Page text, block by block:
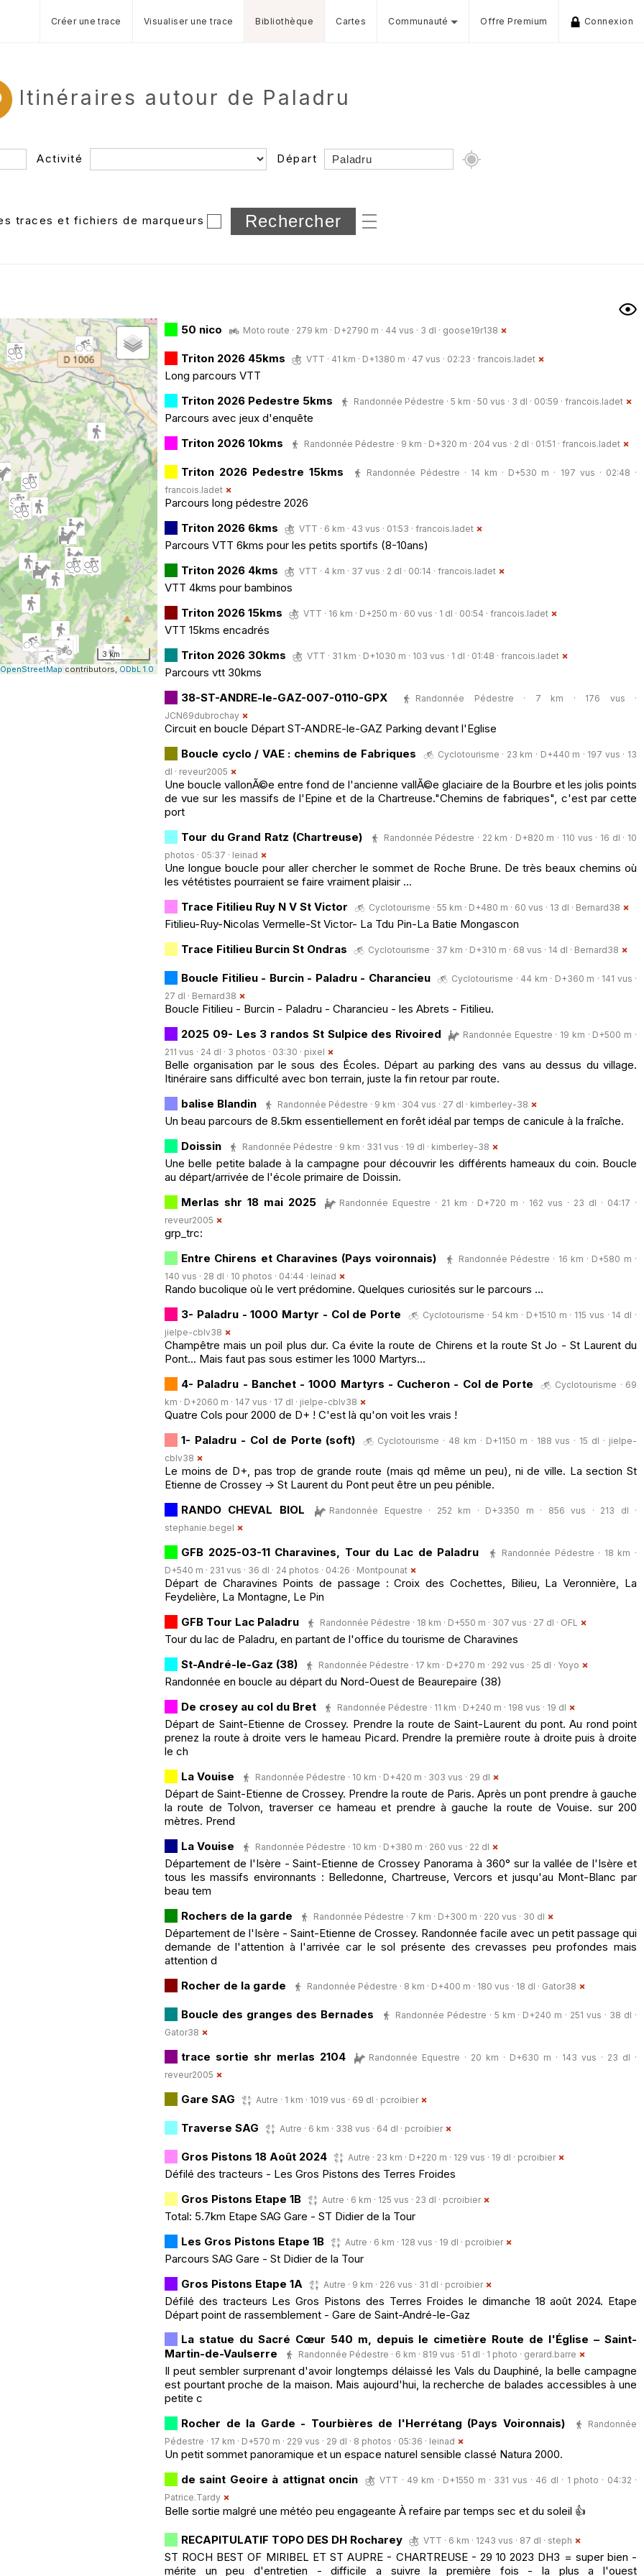
Créer une trace Visualiser une trace Bibliothèque Cartes Communauté Offre Premium Connexion
Itinéraires autour de Paladru
Activité Départ
Dossier
et sous-dossiers
traces et fichiers de marqueurs
3 km
OpenStreetMapcontributors, ODbL 1.0
50 nico Moto route · 279 km · D+2790 m · 44 vus · 3 dl · goose19r138
Triton 2026 45kms VTT · 41 km · D+1380 m · 47 vus · 02:23 · francois.ladet
Long parcours VTT
Triton 2026 Pedestre 5kms
Randonnée Pédestre · 5 km · 50 vus · 3 dl · 00:59 · francois.ladet
Parcours avec jeux d'enquête
Triton 2026 10kms
Randonnée Pédestre · 9 km · D+320 m · 204 vus · 2 dl · 01:51 · francois.ladet
Triton 2026 Pedestre 15kms
Randonnée Pédestre · 14 km · D+530 m · 197 vus · 02:48 ·
francois.ladet
Parcours long pédestre 2026
Triton 2026 6kms
VTT · 6 km · 43 vus · 01:53 · francois.ladet
Parcours VTT 6kms pour les petits sportifs (8-10ans)
Triton 2026 4kms
VTT · 4 km · 37 vus · 2 dl · 00:14 · francois.ladet
VTT 4kms pour bambinos
Triton 2026 15kms
VTT · 16 km · D+250 m · 60 vus · 1 dl · 00:54 · francois.ladet
VTT 15kms encadrés
Triton 2026 30kms
VTT · 31 km · D+1030 m · 103 vus · 1 dl · 01:48 · francois.ladet
Parcours vtt 30kms
38-ST-ANDRE-le-GAZ-007-0110-GPX
Randonnée Pédestre · 7 km · 176 vus ·
JCN69dubrochay
Circuit en boucle Départ ST-ANDRE-le-GAZ Parking devant l'Eglise
Boucle cyclo / VAE : chemins de Fabriques
Cyclotourisme · 23 km · D+440 m · 197 vus · 13
dl · reveur2005
Une boucle vallonÃ©e entre fond de l'ancienne vallÃ©e glaciaire de la Bourbre et les jolis points
de vue sur les massifs de l'Epine et de la Chartreuse."Chemins de fabriques", c'est par cette
port
Tour du Grand Ratz (Chartreuse)
Randonnée Pédestre · 22 km · D+820 m · 110 vus · 16 dl · 10
photos · 05:37 · leinad
Une longue boucle pour aller chercher le sommet de Roche Brune. De très beaux chemins où
les vététistes pourraient se faire vraiment plaisir ...
Trace Fitilieu Ruy N V St Victor
Cyclotourisme · 55 km · D+480 m · 60 vus · 13 dl · Bernard38
Fitilieu-Ruy-Nicolas Vermelle-St Victor- La Tdu Pin-La Batie Mongascon
Trace Fitilieu Burcin St Ondras
Cyclotourisme · 37 km · D+310 m · 68 vus · 14 dl · Bernard38
Boucle Fitilieu - Burcin - Paladru - Charancieu
Cyclotourisme · 44 km · D+360 m · 141 vus ·
27 dl · Bernard38
Boucle Fitilieu - Burcin - Paladru - Charancieu - les Abrets - Fitilieu.
2025 09- Les 3 randos St Sulpice des Rivoired
Randonnée Equestre · 19 km · D+500 m ·
211 vus · 24 dl · 3 photos · 03:30 · pixel
Belle organisation par le sous des Écoles. Départ au parking des vans au dessus du village.
Itinéraire sans difficulté avec bon terrain, juste la fin retour par route.
balise Blandin
Randonnée Pédestre · 9 km · 304 vus · 27 dl · kimberley-38
Un beau parcours de 8.5km essentiellement en forêt idéal par temps de canicule à la fraîche.
Doissin
Randonnée Pédestre · 9 km · 331 vus · 19 dl · kimberley-38
Une belle petite balade à la campagne pour découvrir les différents hameaux du coin. Boucle
au départ/arrivée de l'école primaire de Doissin.
Merlas shr 18 mai 2025
Randonnée Equestre · 21 km · D+720 m · 162 vus · 23 dl · 04:17 ·
reveur2005
grp_trc:
Entre Chirens et Charavines (Pays voironnais)
Randonnée Pédestre · 16 km · D+580 m ·
140 vus · 28 dl · 10 photos · 04:44 · leinad
Rando bucolique où le vert prédomine. Quelques curiosités sur le parcours ...
3- Paladru - 1000 Martyr - Col de Porte
Cyclotourisme · 54 km · D+1510 m · 115 vus · 14 dl ·
jielpe-cblv38
Champêtre mais un poil plus dur. Ca évite la route de Chirens et la route St Jo - St Laurent du
Pont... Mais faut pas sous estimer les 1000 Martyrs...
4- Paladru - Banchet - 1000 Martyrs - Cucheron - Col de Porte
Cyclotourisme · 69
km · D+2060 m · 147 vus · 17 dl · jielpe-cblv38
Quatre Cols pour 2000 de D+ ! C'est là qu'on voit les vrais !
1- Paladru - Col de Porte (soft)
Cyclotourisme · 48 km · D+1150 m · 188 vus · 15 dl · jielpe-
cblv38
Le moins de D+, pas trop de grande route (mais qd même un peu), ni de ville. La section St
Etienne de Crossey -> St Laurent du Pont peut être un peu pénible.
RANDO CHEVAL BIOL
Randonnée Equestre · 252 km · D+3350 m · 856 vus · 213 dl ·
stephanie.begel
GFB 2025-03-11 Charavines, Tour du Lac de Paladru
Randonnée Pédestre · 18 km ·
D+540 m · 231 vus · 36 dl · 24 photos · 04:26 · Montpounat
Départ de Charavines Points de passage : Croix des Cochettes, Bilieu, La Veronnière, La
Feydelière, La Montagne, Le Pin
GFB Tour Lac Paladru
Randonnée Pédestre · 18 km · D+550 m · 307 vus · 27 dl · OFL
Tour du lac de Paladru, en partant de l'office du tourisme de Charavines
St-André-le-Gaz (38)
Randonnée Pédestre · 17 km · D+270 m · 292 vus · 25 dl · Yoyo
Randonnée en boucle au départ du Nord-Ouest de Beaurepaire (38)
De crosey au col du Bret
Randonnée Pédestre · 11 km · D+240 m · 198 vus · 19 dl
Départ de Saint-Etienne de Crossey. Prendre la route de Saint-Laurent du pont. Au rond point
prenez la route à droite vers le hameau Picard. Prendre la première route à droite puis à droite
le ch
La Vouise
Randonnée Pédestre · 10 km · D+420 m · 303 vus · 29 dl
Départ de Saint-Etienne de Crossey. Prendre la route de Paris. Après un pont prendre à gauche
la route de Tolvon, traverser ce hameau et prendre à gauche la route de Vouise. sur 200
mètres. Prend
La Vouise
Randonnée Pédestre · 10 km · D+380 m · 260 vus · 22 dl
Département de l'Isère - Saint-Etienne de Crossey Panorama à 360° sur la vallée de l'Isère et
tous les massifs environnants : Belledonne, Chartreuse, Vercors et jusqu'au Mont-Blanc par
beau tem
Rochers de la garde
Randonnée Pédestre · 7 km · D+300 m · 220 vus · 30 dl
Département de l'Isère - Saint-Etienne de Crossey. Randonnée facile avec un petit passage qui
demande de l'attention à l'arrivée car le sol présente des crevasses peu profondes mais
attention d
Rocher de la garde
Randonnée Pédestre · 8 km · D+400 m · 180 vus · 18 dl · Gator38
Boucle des granges des Bernades
Randonnée Pédestre · 5 km · D+240 m · 251 vus · 38 dl ·
Gator38
trace sortie shr merlas 2104
Randonnée Equestre · 20 km · D+630 m · 143 vus · 23 dl ·
reveur2005
Gare SAG Autre · 1 km · 1019 vus · 69 dl · pcroibier
Traverse SAG Autre · 6 km · 338 vus · 64 dl · pcroibier
Gros Pistons 18 Août 2024 Autre · 23 km · D+220 m · 129 vus · 19 dl · pcroibier
Défilé des tracteurs - Les Gros Pistons des Terres Froides
Gros Pistons Etape 1B
Autre · 6 km · 125 vus · 23 dl · pcroibier
Total: 5.7km Etape SAG Gare - ST Didier de la Tour
Les Gros Pistons Etape 1B
Autre · 6 km · 128 vus · 19 dl · pcroibier
Parcours SAG Gare - St Didier de la Tour
Gros Pistons Etape 1A
Autre · 9 km · 226 vus · 31 dl · pcroibier
Défilé des tracteurs Les Gros Pistons des Terres Froides le dimanche 18 août 2024. Etape
Départ point de rassemblement - Gare de Saint-André-le-Gaz
La statue du Sacré Cœur 540 m, depuis le cimetière Route de l'Église – Saint-
Martin-de-Vaulserre
Randonnée Pédestre · 6 km · 819 vus · 51 dl · 1 photo · gerard.barre
Il peut sembler surprenant d'avoir longtemps délaissé les Vals du Dauphiné, la belle campagne
est pourtant proche de la maison. Mais aujourd'hui, la recherche de balades accessibles à une
petite c
Rocher de la Garde - Tourbières de l'Herrétang (Pays Voironnais)
Randonnée
Pédestre · 17 km · D+570 m · 229 vus · 29 dl · 8 photos · 05:36 · leinad
Un petit sommet panoramique et un espace naturel sensible classé Natura 2000.
de saint Geoire à attignat oncin
VTT · 49 km · D+1550 m · 331 vus · 46 dl · 1 photo · 04:32 ·
Patrice.Tardy
Belle sortie malgré une météo peu engageante À refaire par temps sec et du soleil 👍
RECAPITULATIF TOPO DES DH Rocharey VTT · 6 km · 1243 vus · 87 dl · steph
ST ROCH BEST OF MIRIBEL ET ST AUPRE - CHARTREUSE - 29 10 2023 DH3 = super bien -
mérite un peu d'entretien - difficile a suivre la première fois - la plus a l'ouest